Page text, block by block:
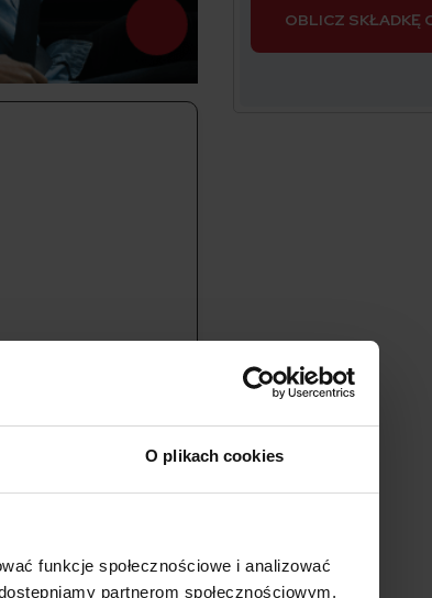
O plikach cookies
funkcje społecznościowe i analizować
partnerom społecznościowym,
się przerwy w
gardzieli, co
czy osłabienia
poziom energii i
i stopniowo
OBLICZ SKŁADKĘ